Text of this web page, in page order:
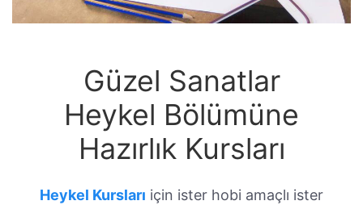
Güzel Sanatlar
Heykel Bölümüne
Hazırlık Kursları
Heykel Kursları için ister hobi amaçlı ister